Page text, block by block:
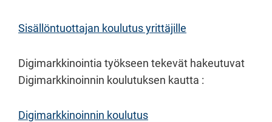
Sisällöntuottajan koulutus yrittäjille
Digimarkkinointia työkseen tekevät hakeutuvat
Digimarkkinoinnin koulutuksen kautta :
Digimarkkinoinnin koulutus